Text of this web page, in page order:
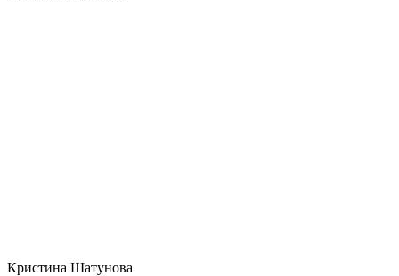
Кристина Шатунова